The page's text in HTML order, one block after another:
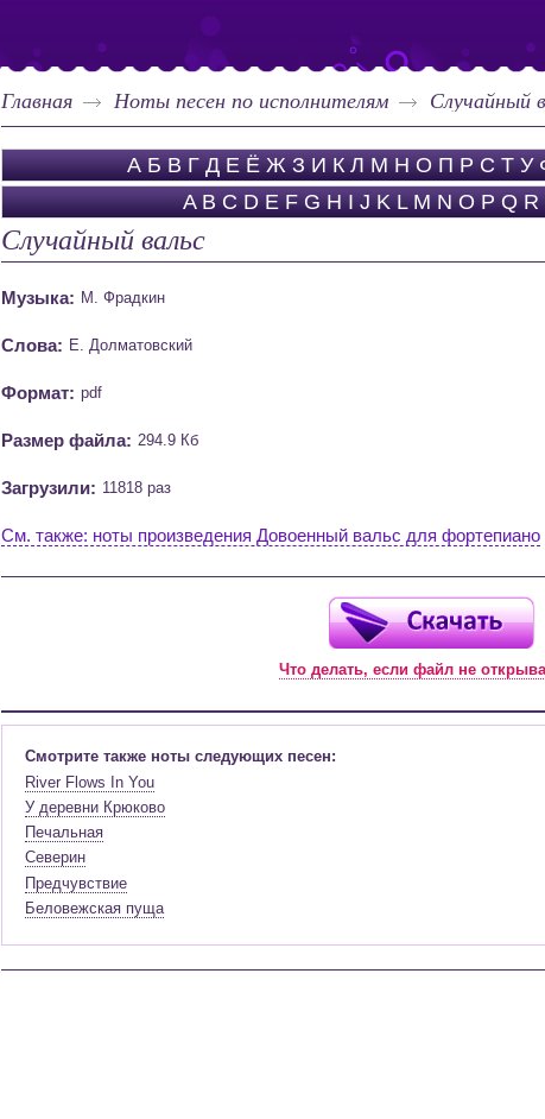
Главная Ноты песен по исполнителям Случайный
А Б В Г Д Е Ё Ж З И К Л М Н О П Р С Т У
A B C D E F G H I J K L M N O P Q R
Случайный вальс
Музыка: М. Фрадкин
Слова: Е. Долматовский
Формат: pdf
Размер файла: 294.9 Кб
Загрузили: 11818 раз
См. также: ноты произведения Довоенный вальс для фортепиано
Что делать, если файл не
Смотрите также ноты следующих песен:
River Flows In You
У деревни Крюково
Печальная
Северин
Предчувствие
Беловежская пуща